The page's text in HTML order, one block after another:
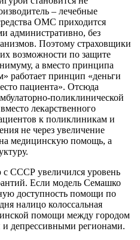
– лечебные
ОМС приходится
административно, без
Поэтому страховщики
возможности по защите
а вместо принципа
работает принцип «деньги
пациента». Отсюда
поликлинической
лекарственного
к поликлиникам и
не через увеличение
медицинскую помощь, а
СССР увеличился уровень
Если модель Семашко
доступность помощи по
налицо колоссальная
помощи между городом
депрессивными регионами.